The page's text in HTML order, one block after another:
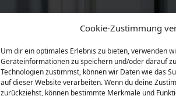
Cookie-Zustimmung
Um dir ein optimales Erlebnis zu bieten, verwenden
Geräteinformationen zu speichern und/oder darauf
Technologien zustimmst, können wir Daten wie das
auf dieser Website verarbeiten. Wenn du deine
zurückziehst, können bestimmte Merkmale und